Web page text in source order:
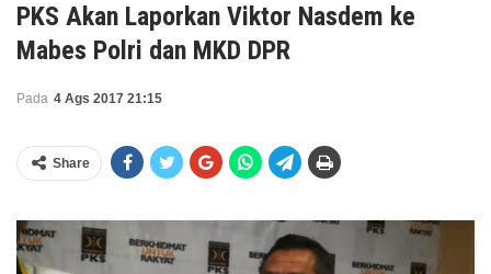
PKS Akan Laporkan Viktor Nasdem ke
Mabes Polri dan MKD DPR
Pada 4 Ags 2017 21:15
Share